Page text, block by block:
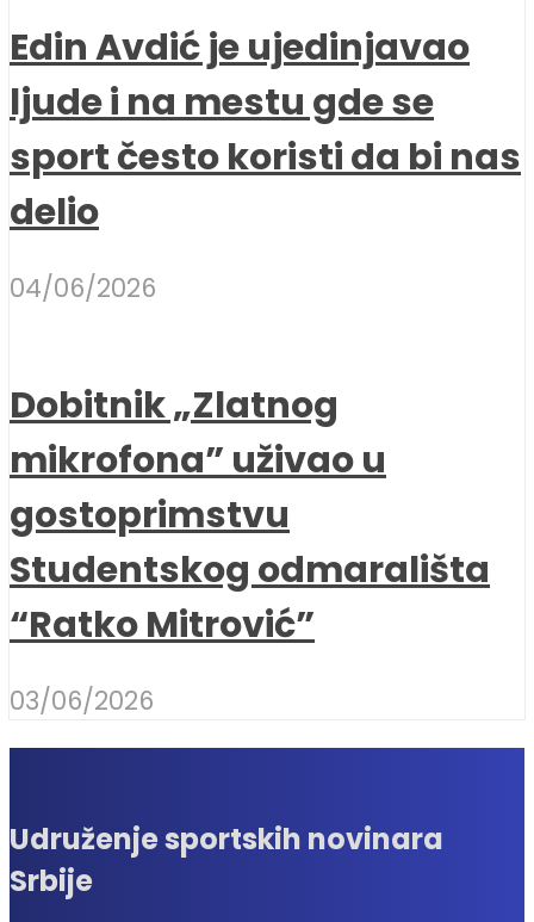
Edin Avdić je ujedinjavao
ljude i na mestu gde se
sport često koristi da bi nas
delio
04/06/2026
Dobitnik „Zlatnog
mikrofona” uživao u
gostoprimstvu
Studentskog odmarališta
“Ratko Mitrović”
03/06/2026
Udruženje sportskih novinara
Srbije